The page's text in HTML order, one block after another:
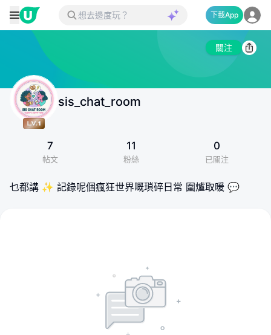
下載App
關注
sis_chat_room
7
帖文
11
粉絲
0
已關注
乜都講 ✨ 記錄呢個瘋狂世界嘅瑣碎日常 圍爐取暖 💬